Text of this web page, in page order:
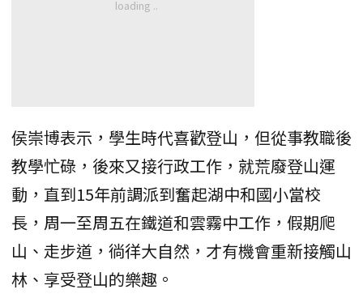
侯崇博表示，學生時代喜歡登山，但從事教職後
教學忙碌，後來又接行政工作，就荒廢登山運
動，直到15年前調派到奮起湖中和國小當校
長，周一至周五在鐵道和雲霧中工作，假期爬
山、走步道，徜徉大自然，才有機會重新接觸山
林、享受登山的樂趣。